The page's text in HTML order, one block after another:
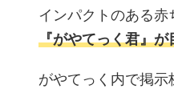
インパクトのある
『がやてっく君』が
がやてっく内で掲示